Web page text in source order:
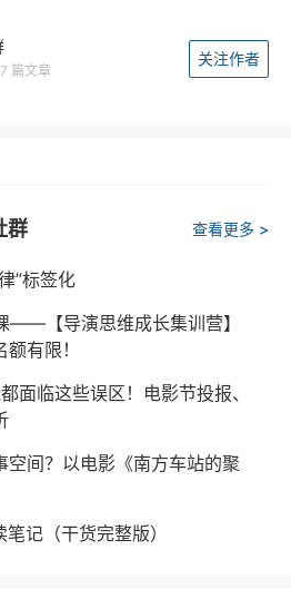
篇文章
关注作者
群 查看更多 >
”标签化
——【导演思维成长集训营】
有限！
面临这些误区！电影节投报、
空间？以电影《南方车站的聚
记（干货完整版）